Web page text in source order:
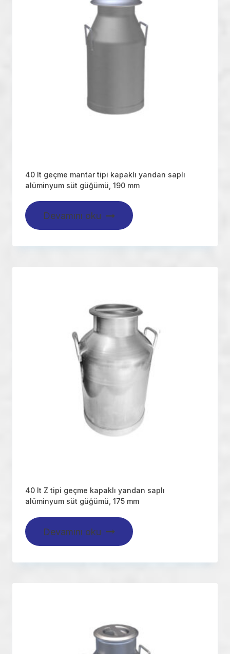
40 lt geçme mantar tipi kapaklı yandan saplı
alüminyum süt güğümü, 190 mm
Devamını oku
40 lt Z tipi geçme kapaklı yandan saplı
alüminyum süt güğümü, 175 mm
Devamını oku